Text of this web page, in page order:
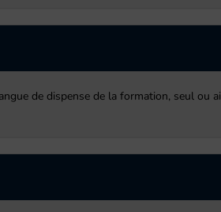
de dispense de la formation, seul ou